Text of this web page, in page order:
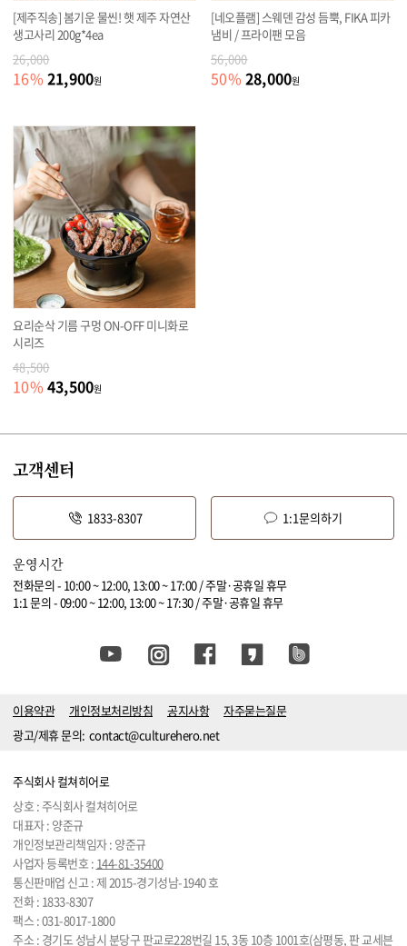
[제주직송] 봄기운 물씬! 햇 제주 자연산
생고사리 200g*4ea
26,000
16% 21,900원
[네오플램] 스웨덴 감성 듬뿍, FIKA 피카
냄비 / 프라이팬 모음
56,000
50% 28,000원
요리순삭 기름 구멍 ON-OFF 미니화로
시리즈
48,500
10% 43,500원
고객센터
1833-8307 1:1문의하기
운영시간
전화문의 - 10:00 ~ 12:00, 13:00 ~ 17:00 / 주말·공휴일 휴무
1:1 문의 - 09:00 ~ 12:00, 13:00 ~ 17:30 / 주말·공휴일 휴무
이용약관 개인정보처리방침 공지사항
자주묻는질문
광고/제휴 문의: contact@culturehero.net
주식회사 컬쳐히어로
상호 : 주식회사 컬쳐히어로
대표자 : 양준규
개인정보관리책임자 : 양준규
사업자 등록번호 : 144-81-35400
통신판매업 신고 : 제 2015-경기성남-1940 호
전화 : 1833-8307
팩스 : 031-8017-1800
주소 : 경기도 성남시 분당구 판교로228번길 15, 3동 10층 1001호(삼평동, 판 교세븐